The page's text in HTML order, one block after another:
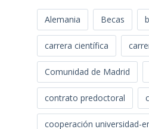
Alemania Becas
carrera científica
Comunidad de Madrid
contrato predoctoral
cooperación universidad-